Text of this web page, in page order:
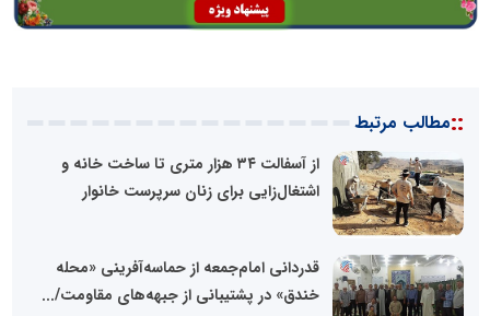
::مطالب مرتبط
از آسفالت ۳۴ هزار متری تا ساخت خانه و
اشتغال‌زایی برای زنان سرپرست خانوار
قدردانی امام‌جمعه از حماسه‌آفرینی «محله
خندق» در پشتیبانی از جبهه‌های مقاومت/...